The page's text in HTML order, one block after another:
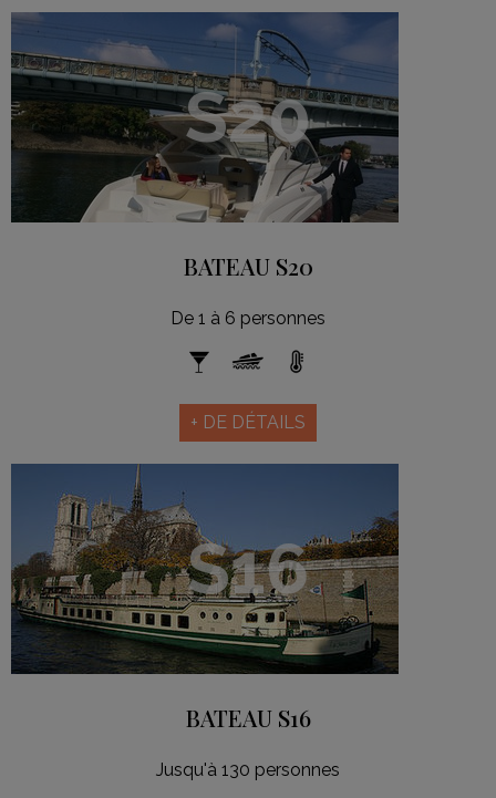
S20
BATEAU S20
De 1 à 6 personnes
+ DE DÉTAILS
S16
BATEAU S16
Jusqu'à 130 personnes